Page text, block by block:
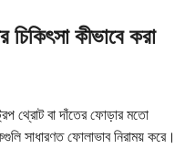
কীভাবে করা
থ্রোট বা দাঁতের ফোড়ার মতো
সাধারণত ফোলাভাব নিরাময় করে।